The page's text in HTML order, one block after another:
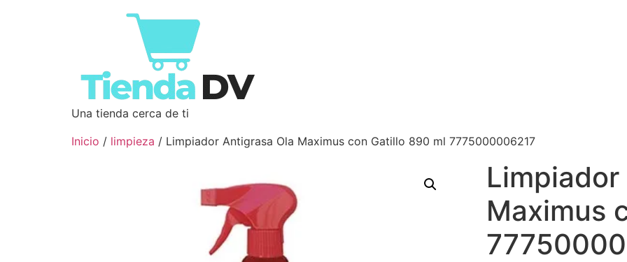
Una tienda cerca de ti
Inicio / limpieza / Limpiador Antigrasa Ola Maximus con Gatillo 890 ml 7775000006217
Maximus